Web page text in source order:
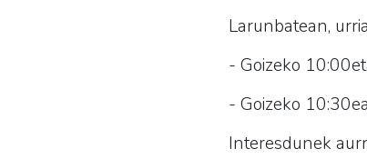
Larunbatean,
- Goizeko
- Goizeko
Interesdunek